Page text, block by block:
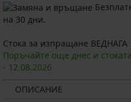
на 30 дни.
Стока за изпращане ВЕДНАГА
Поръчайте още днес и
- 12.08.2026
ОПИСАНИЕ